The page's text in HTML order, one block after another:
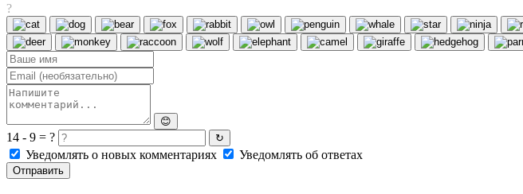
?
😊
14 - 9 = ? ↻
Уведомлять о новых комментариях Уведомлять об ответах
Отправить